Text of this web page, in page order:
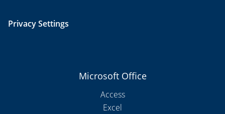
Privacy Settings
Microsoft Office
Access
Excel